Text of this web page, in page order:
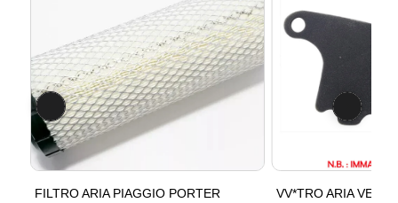
FILTRO ARIA PIAGGIO PORTER
VV*TRO ARIA